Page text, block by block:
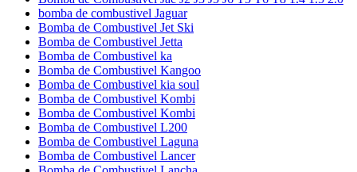
bomba de combustivel Jaguar
Bomba de Combustivel Jet Ski
Bomba de Combustivel Jetta
Bomba de Combustivel ka
Bomba de Combustivel Kangoo
Bomba de Combustivel kia soul
Bomba de Combustivel Kombi
Bomba de Combustivel Kombi
Bomba de Combustivel L200
Bomba de Combustivel Laguna
Bomba de Combustivel Lancer